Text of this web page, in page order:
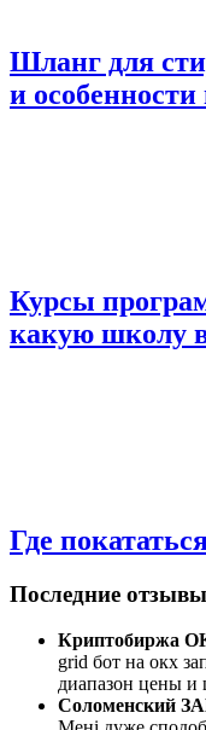
Шланг для
и
Курсы
какую школу
Где
Последние отзывы
Криптобиржа
grid бот на окх
диапазон цены и
Соломенский